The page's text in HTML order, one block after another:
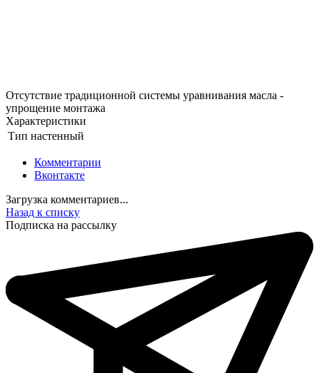
Отсутствие традиционной системы уравнивания масла -
упрощение монтажа
Характеристики
Тип настенный
Комментарии
Вконтакте
Загрузка комментариев...
Назад к списку
Подписка на рассылку